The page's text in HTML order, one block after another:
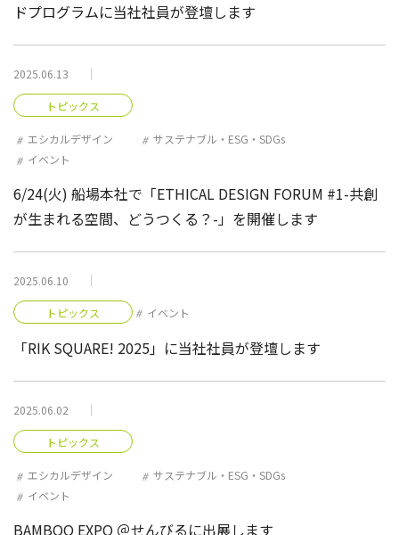
ドプログラムに当社社員が登壇します
2025.06.13
トピックス
エシカルデザイン
サステナブル・ESG・SDGs
イベント
6/24(火) 船場本社で「ETHICAL DESIGN FORUM #1-共創
が生まれる空間、どうつくる？-」を開催します
2025.06.10
トピックス イベント
「RIK SQUARE! 2025」に当社社員が登壇します
2025.06.02
トピックス
エシカルデザイン
サステナブル・ESG・SDGs
イベント
BAMBOO EXPO ＠せんびるに出展します